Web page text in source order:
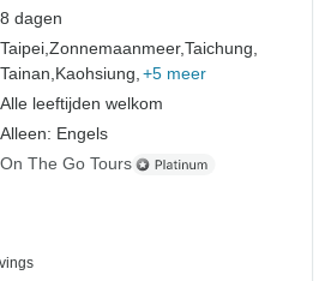
8 dagen
Taipei,Zonnemaanmeer,Taichung,
Tainan, Kaohsiung, +5 meer
Alle leeftijden welkom
Alleen: Engels
On The Go Tours